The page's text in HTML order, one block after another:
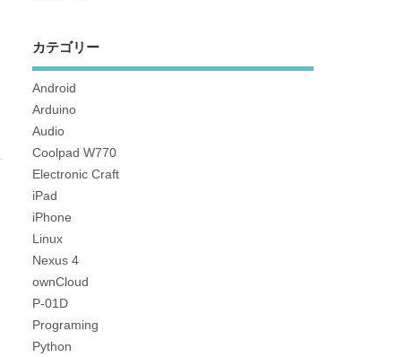
カテゴリー
Android
Arduino
Audio
Coolpad W770
Electronic Craft
iPad
iPhone
Linux
Nexus 4
ownCloud
P-01D
Programing
Python